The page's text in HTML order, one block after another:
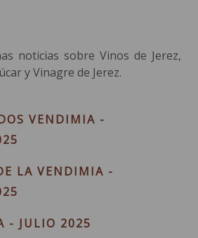
noticias sobre Vinos de Jerez,
y Vinagre de Jerez.
VENDIMIA -
LA VENDIMIA -
- JULIO 2025